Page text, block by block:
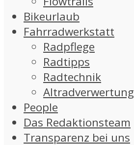
Bikeurlaub
Fahrradwerkstatt
Radpflege
Radtipps
Radtechnik
Altradverwertung
People
Das Redaktionsteam
Transparenz bei uns